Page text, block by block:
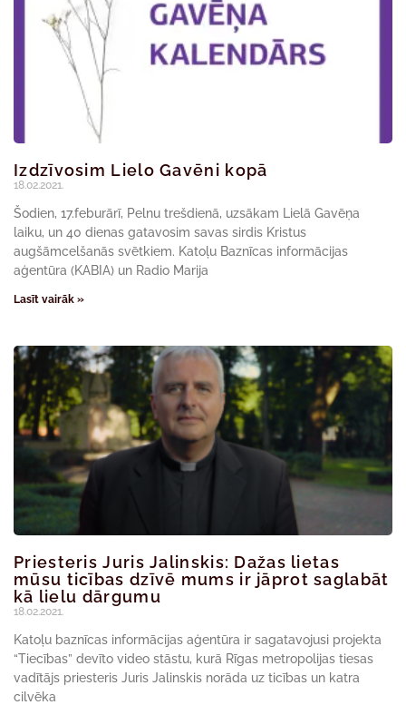
Izdzīvosim Lielo Gavēni kopā
18.02.2021.
Šodien, 17.feburārī, Pelnu trešdienā, uzsākam Lielā Gavēņa
laiku, un 40 dienas gatavosim savas sirdis Kristus
augšāmcelšanās svētkiem. Katoļu Baznīcas informācijas
aģentūra (KABIA) un Radio Marija
Lasīt vairāk »
Priesteris Juris Jalinskis: Dažas lietas
mūsu ticības dzīvē mums ir jāprot saglabāt
kā lielu dārgumu
18.02.2021.
Katoļu baznīcas informācijas aģentūra ir sagatavojusi projekta
“Tiecības” devīto video stāstu, kurā Rīgas metropolijas tiesas
vadītājs priesteris Juris Jalinskis norāda uz ticības un katra
cilvēka